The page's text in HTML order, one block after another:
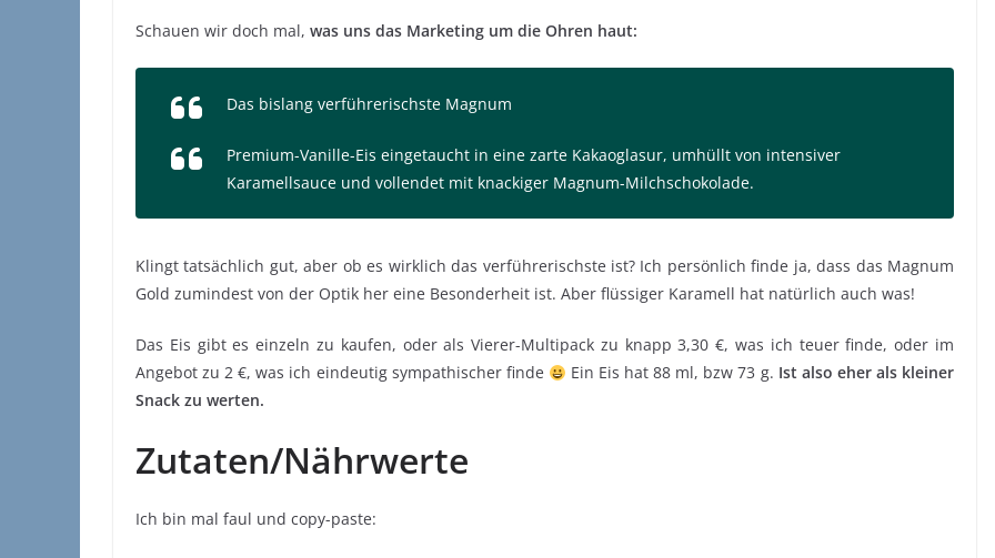
Schauen wir doch mal, was uns das Marketing um die Ohren haut:
Das bislang verführerischste Magnum
Premium-Vanille-Eis eingetaucht in eine zarte Kakaoglasur, umhüllt von intensiver
Karamellsauce und vollendet mit knackiger Magnum-Milchschokolade.
Klingt tatsächlich gut, aber ob es wirklich das verführerischste ist? Ich persönlich finde ja, dass das Magnum
Gold zumindest von der Optik her eine Besonderheit ist. Aber flüssiger Karamell hat natürlich auch was!
Das Eis gibt es einzeln zu kaufen, oder als Vierer-Multipack zu knapp 3,30 €, was ich teuer finde, oder im
Angebot zu 2 €, was ich eindeutig sympathischer finde
Ein Eis hat 88 ml, bzw 73 g. Ist also eher als kleiner
Snack zu werten.
Zutaten/Nährwerte
Ich bin mal faul und copy-paste: